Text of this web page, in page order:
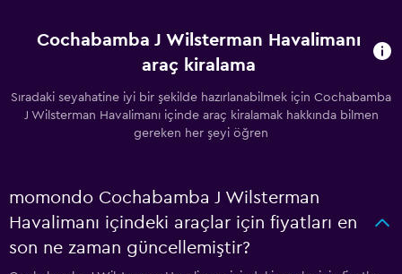
Cochabamba J Wilsterman Havalimanı
araç kiralama
Sıradaki seyahatine iyi bir şekilde hazırlanabilmek için Cochabamba
J Wilsterman Havalimanı içinde araç kiralamak hakkında bilmen
gereken her şeyi öğren
momondo Cochabamba J Wilsterman
Havalimanı içindeki araçlar için fiyatları en
son ne zaman güncellemiştir?